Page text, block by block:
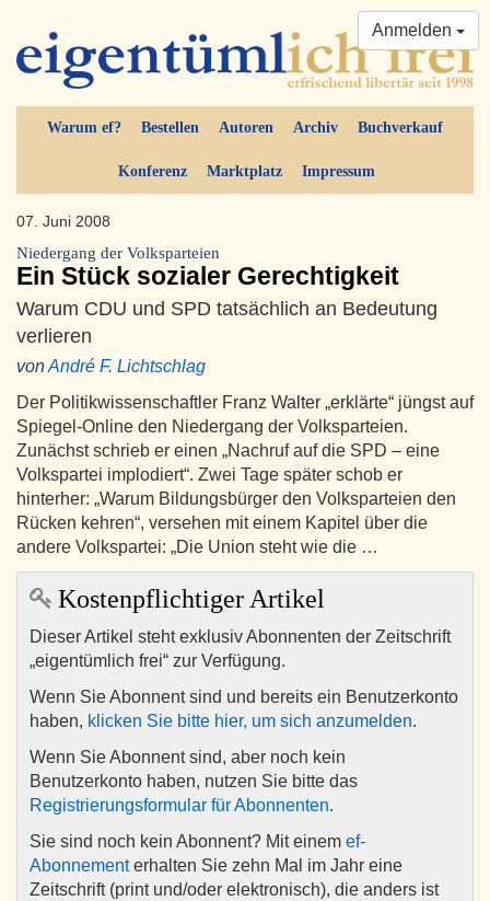
Warum ef? Bestellen Autoren Archiv Buchverkauf
Konferenz Marktplatz Impressum
Anmelden
07. Juni 2008
Niedergang der Volksparteien
Ein Stück sozialer Gerechtigkeit
Warum CDU und SPD tatsächlich an Bedeutung
verlieren
vonAndré F. Lichtschlag
Der Politikwissenschaftler Franz Walter „erklärte“ jüngst auf
Spiegel-Online den Niedergang der Volksparteien.
Zunächst schrieb er einen „Nachruf auf die SPD – eine
Volkspartei implodiert“. Zwei Tage später schob er
hinterher: „Warum Bildungsbürger den Volksparteien den
Rücken kehren“, versehen mit einem Kapitel über die
andere Volkspartei: „Die Union steht wie die …
Kostenpflichtiger Artikel
Dieser Artikel steht exklusiv Abonnenten der Zeitschrift
„eigentümlich frei“ zur Verfügung.
Wenn Sie Abonnent sind und bereits ein Benutzerkonto
haben, klicken Sie bitte hier, um sich anzumelden.
Wenn Sie Abonnent sind, aber noch kein
Benutzerkonto haben, nutzen Sie bitte das
Registrierungsformular für Abonnenten.
Sie sind noch kein Abonnent? Mit einem ef-
Abonnementerhalten Sie zehn Mal im Jahr eine
Zeitschrift (print und/oder elektronisch), die anders ist